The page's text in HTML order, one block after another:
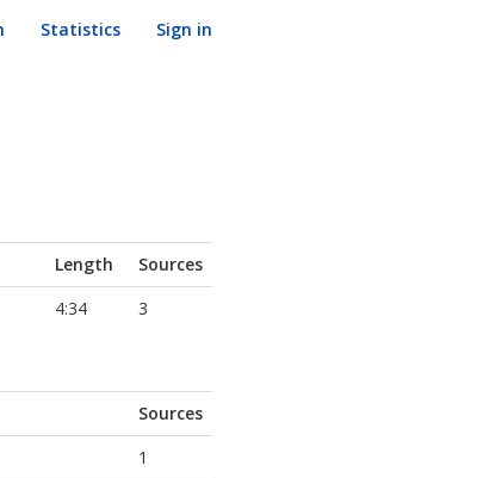
Statistics Sign in
Length
Sources
4:34 3
Sources
1